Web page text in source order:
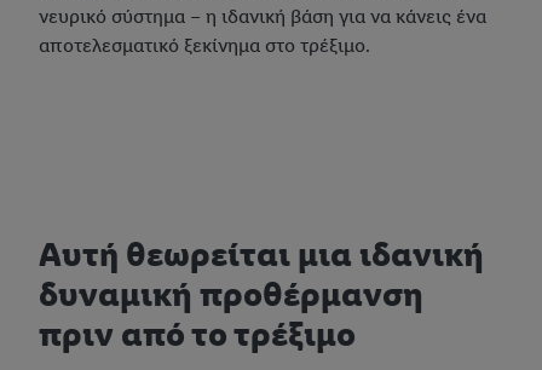
νευρικό σύστημα – η ιδανική βάση για να κάνεις ένα
αποτελεσματικό ξεκίνημα στο τρέξιμο.
Αυτή θεωρείται μια ιδανική
δυναμική προθέρμανση
πριν από το τρέξιμο